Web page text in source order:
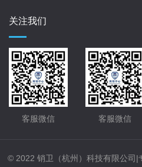
关注我们
客服微信 客服微信
© 2022 销卫（杭州）科技有限公司|